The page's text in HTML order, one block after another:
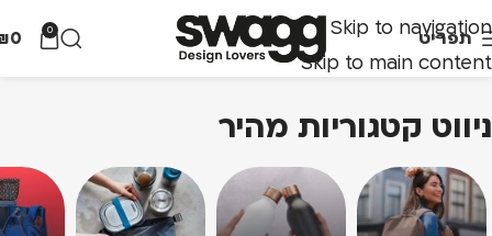
Skip to navigation
Skip to main content
תפריט 0
0
ניווט קטגוריות מהיר